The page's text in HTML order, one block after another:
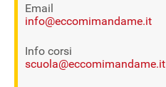
Email
info@eccomimandame.it
Info corsi
scuola@eccomimandame.it